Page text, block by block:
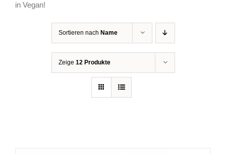
in Vegan!
Sortieren nach Name
Zeige 12 Produkte